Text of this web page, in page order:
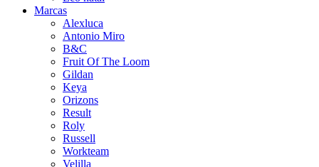
Marcas
Alexluca
Antonio Miro
B&C
Fruit Of The Loom
Gildan
Keya
Orizons
Result
Roly
Russell
Workteam
Velilla